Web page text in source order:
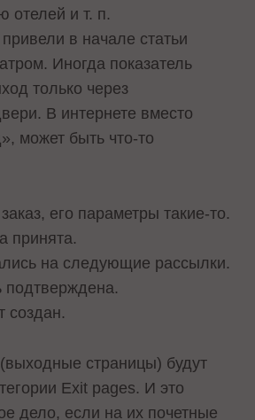
отелей и т. п.
в начале статьи
Иногда показатель
только через
В интернете вместо
может быть что-то
его параметры такие-то.
принята.
на следующие рассылки.
создан.
страницы) будут
Exit pages. И это
дело, если на их почетные